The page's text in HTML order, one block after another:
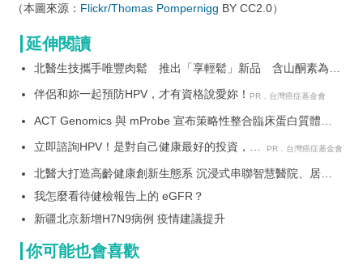
（本圖來源： Flickr/Thomas Pompernigg BY CC2.0）
延伸閱讀
北醫生技攜手唯豐肉鬆 推出「享輕鬆」新品 含山酮素為長
伴侶和妳一起預防HPV，才有資格說愛妳！
PR．台灣癌症基金會
ACT Genomics 與 mProbe 宣布策略性整合臨床蛋白質體學
立即諮詢HPV！是對自己健康最好的投資，把
PR．台灣癌症基金會
北醫大打造高齡健康創新生態系 沉浸式串聯智慧醫院、居家
健康與社區長照
我怎麼看待健檢報告上的 eGFR？
新疆北京新增H7N9病例 疫情建議提升
你可能也會喜歡